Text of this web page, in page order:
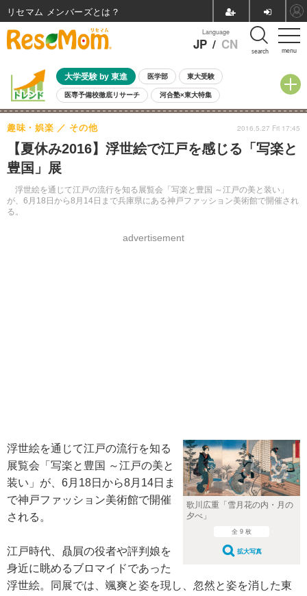
menu
Language
JP / CN search
大学受験 by 東進 医学部 東大受験
医専予備校徹底リサーチ 河合塾×東大特集
親子で考える大学選び 高校受験 中学受験 小学校受験
共通テスト 夏休み
8月開催イベント・WS 全国公立高校 過去問 人気記事
自由研究教材（小学生向け）
【夏休み2016】浮世絵で江戸を感じる「写楽と
豊国」展
浮世絵を通じて江戸の流行を知る展覧会「写楽と豊国 ～江戸の美と装い」
が、6月18日から8月14日まで兵庫県にある神戸ファッション美術館で開催され
る。
趣味・娯楽 その他
advertisement
2016.5.27 Fri 17:45
歌川広重「雪月花の内・月の
夕べ」
全 9 枚
拡大写真
浮世絵を通じて江戸の流行を知る
展覧会「写楽と豊国 ～江戸の美と
装い」が、6月18日から8月14日ま
で神戸ファッション美術館で開催
される。
江戸時代、贔屓の役者や評判娘を
身近に眺めるブロマイドであった
浮世絵。同展では、颯爽と姿を現し、忽然と姿を消した東
リセマム メンバーズ